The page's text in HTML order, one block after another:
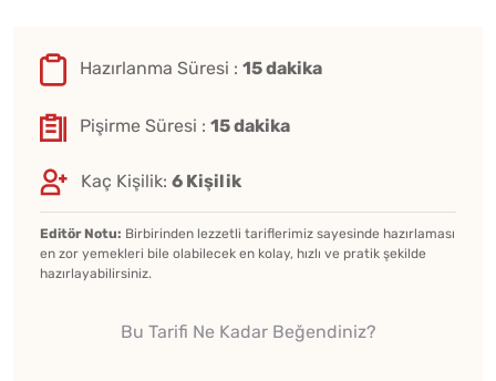
Hazırlanma Süresi : 15 dakika
Pişirme Süresi : 15 dakika
Kaç Kişilik: 6 Kişilik
Editör Notu: Birbirinden lezzetli tariflerimiz sayesinde hazırlaması
en zor yemekleri bile olabilecek en kolay, hızlı ve pratik şekilde
hazırlayabilirsiniz.
Bu Tarifi Ne Kadar Beğendiniz?